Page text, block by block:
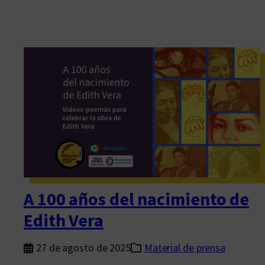
A 100 años del nacimiento de
Edith Vera
27 de agosto de 2025 Material de prensa